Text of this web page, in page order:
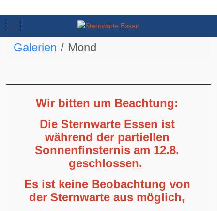
Mobile Menu Toggle
Galerien Mond
Wir bitten um Beachtung:
Die Sternwarte Essen ist
während der partiellen
Sonnenfinsternis am 12.8.
geschlossen.
Es ist keine Beobachtung von
der Sternwarte aus möglich,